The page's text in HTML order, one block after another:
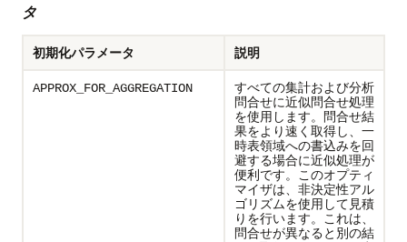
タ
初期化パラメータ 説明
APPROX_FOR_AGGREGATION
すべての集計および分析
問合せに近似問合せ処理
を使用します。問合せ結
果をより速く取得し、一
時表領域への書込みを回
避する場合に近似処理が
便利です。このオプティ
マイザは、非決定性アル
ゴリズムを使用して見積
りを行います。これは、
問合せが異なると別の結